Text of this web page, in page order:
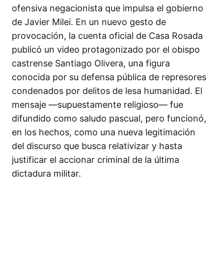
ofensiva negacionista que impulsa el gobierno
de Javier Milei. En un nuevo gesto de
provocación, la cuenta oficial de Casa Rosada
publicó un video protagonizado por el obispo
castrense Santiago Olivera, una figura
conocida por su defensa pública de represores
condenados por delitos de lesa humanidad. El
mensaje —supuestamente religioso— fue
difundido como saludo pascual, pero funcionó,
en los hechos, como una nueva legitimación
del discurso que busca relativizar y hasta
justificar el accionar criminal de la última
dictadura militar.